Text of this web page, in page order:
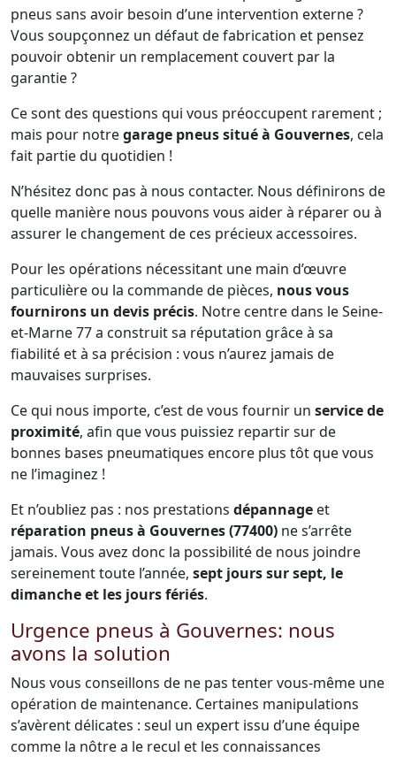
pneus sans avoir besoin d’une intervention externe ?
Vous soupçonnez un défaut de fabrication et pensez
pouvoir obtenir un remplacement couvert par la
garantie ?
Ce sont des questions qui vous préoccupent rarement ;
mais pour notregarage pneus situé à Gouvernes, cela
fait partie du quotidien !
N’hésitez donc pas à nous contacter. Nous définirons de
quelle manière nous pouvons vous aider à réparer ou à
assurer le changement de ces précieux accessoires.
Pour les opérations nécessitant une main d’œuvre
particulière ou la commande de pièces, nous vous
fournirons un devis précis. Notre centre dans le Seine-
et-Marne 77 a construit sa réputation grâce à sa
fiabilité et à sa précision : vous n’aurez jamais de
mauvaises surprises.
Ce qui nous importe, c’est de vous fournir un service de
proximité, afin que vous puissiez repartir sur de
bonnes bases pneumatiques encore plus tôt que vous
ne l’imaginez !
Et n’oubliez pas : nos prestations dépannage et
réparation pneus à Gouvernes (77400) ne s’arrête
jamais. Vous avez donc la possibilité de nous joindre
sereinement toute l’année, sept jours sur sept, le
dimanche et les jours fériés.
Urgence pneus à Gouvernes: nous
avons la solution
Nous vous conseillons de ne pas tenter vous-même une
opération de maintenance. Certaines manipulations
s’avèrent délicates : seul un expert issu d’une équipe
comme la nôtre a le recul et les connaissances